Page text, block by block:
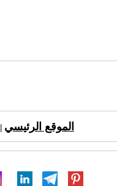
الموقع الرئيسي